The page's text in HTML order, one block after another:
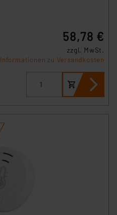
58,78 €
zzgl. MwSt.
Informationen zu Versandkosten